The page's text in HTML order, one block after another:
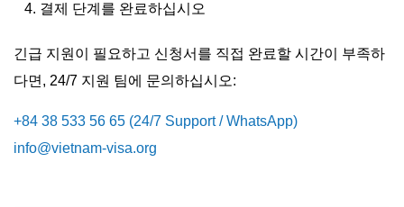
결제 단계를 완료하십시오
긴급 지원이 필요하고 신청서를 직접 완료할 시간이 부족하
다면, 24/7 지원 팀에 문의하십시오:
+84 38 533 56 65 (24/7 Support / WhatsApp)
info@vietnam-visa.org